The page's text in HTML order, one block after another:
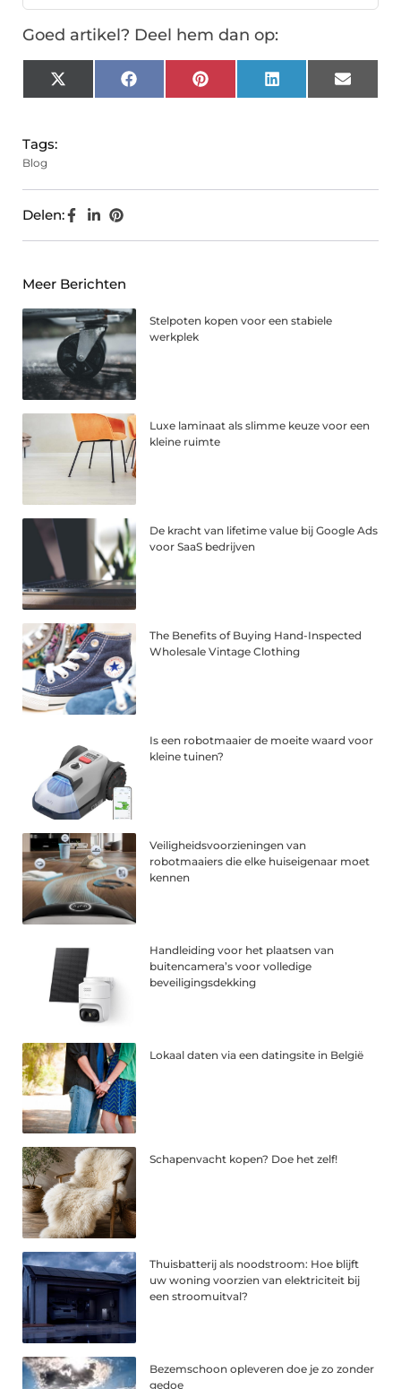
Goed artikel? Deel hem dan op:
X
(Twitter)
FacebookPinterest LinkedIn Email
Tags:
Blog
Delen:
Meer Berichten
Stelpoten kopen voor een stabiele
werkplek
Luxe laminaat als slimme keuze voor een
kleine ruimte
De kracht van lifetime value bij Google Ads
voor SaaS bedrijven
The Benefits of Buying Hand-Inspected
Wholesale Vintage Clothing
Is een robotmaaier de moeite waard voor
kleine tuinen?
Veiligheidsvoorzieningen van
robotmaaiers die elke huiseigenaar moet
kennen
Handleiding voor het plaatsen van
buitencamera’s voor volledige
beveiligingsdekking
Lokaal daten via een datingsite in België
Schapenvacht kopen? Doe het zelf!
Thuisbatterij als noodstroom: Hoe blijft
uw woning voorzien van elektriciteit bij
een stroomuitval?
Bezemschoon opleveren doe je zo zonder
gedoe